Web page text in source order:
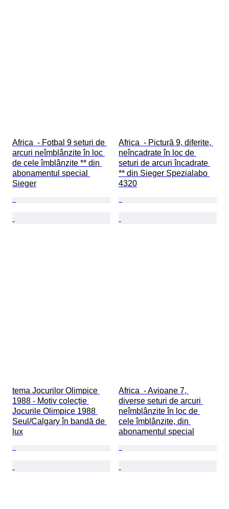
Africa  - Fotbal 9 seturi de
arcuri neîmblânzite în loc
de cele îmblânzite ** din
abonamentul special
Sieger
Africa  - Pictură 9, diferite,
neîncadrate în loc de
seturi de arcuri încadrate
** din Sieger Spezialabo
4320
tema Jocurilor Olimpice
1988 - Motiv colecție
Jocurile Olimpice 1988
Seul/Calgary în bandă de
lux
Africa  - Avioane 7,
diverse seturi de arcuri
neîmblânzite în loc de
cele îmblânzite, din
abonamentul special